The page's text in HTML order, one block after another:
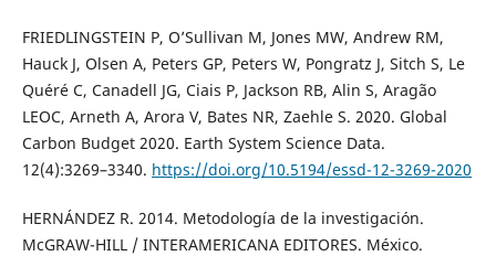
FRIEDLINGSTEIN P, O’Sullivan M, Jones MW, Andrew RM,
Hauck J, Olsen A, Peters GP, Peters W, Pongratz J, Sitch S, Le
Quéré C, Canadell JG, Ciais P, Jackson RB, Alin S, Aragão
LEOC, Arneth A, Arora V, Bates NR, Zaehle S. 2020. Global
Carbon Budget 2020. Earth System Science Data.
12(4):3269–3340. https://doi.org/10.5194/essd-12-3269-2020
HERNÁNDEZ R. 2014. Metodología de la investigación.
McGRAW-HILL / INTERAMERICANA EDITORES. México.